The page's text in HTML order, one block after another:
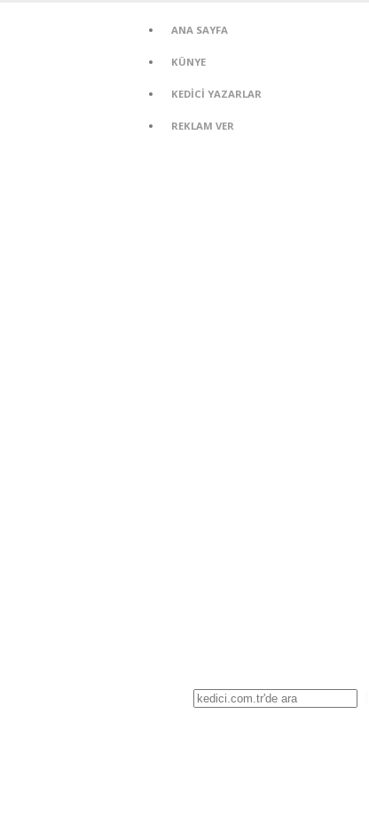
ANA SAYFA
KÜNYE
KEDİCİ YAZARLAR
REKLAM VER